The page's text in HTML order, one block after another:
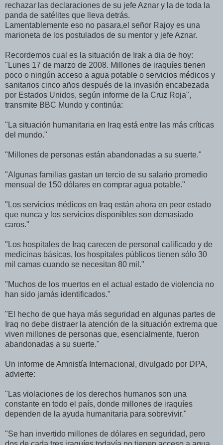
rechazar las declaraciones de su jefe Aznar y la de toda la
panda de satélites que lleva detrás.
Lamentablemente eso no pasara,el señor Rajoy es una
marioneta de los postulados de su mentor y jefe Aznar.
Recordemos cual es la situación de Irak a dia de hoy:
"Lunes 17 de marzo de 2008. Millones de iraquíes tienen
poco o ningún acceso a agua potable o servicios médicos y
sanitarios cinco años después de la invasión encabezada
por Estados Unidos, según informe de la Cruz Roja",
transmite BBC Mundo y continúa:
"La situación humanitaria en Iraq está entre las más críticas
del mundo."
"Millones de personas están abandonadas a su suerte."
"Algunas familias gastan un tercio de su salario promedio
mensual de 150 dólares en comprar agua potable."
"Los servicios médicos en Iraq están ahora en peor estado
que nunca y los servicios disponibles son demasiado
caros."
"Los hospitales de Iraq carecen de personal calificado y de
medicinas básicas, los hospitales públicos tienen sólo 30
mil camas cuando se necesitan 80 mil."
"Muchos de los muertos en el actual estado de violencia no
han sido jamás identificados."
"El hecho de que haya más seguridad en algunas partes de
Iraq no debe distraer la atención de la situación extrema que
viven millones de personas que, esencialmente, fueron
abandonadas a su suerte."
Un informe de Amnistía Internacional, divulgado por DPA,
advierte:
"Las violaciones de los derechos humanos son una
constante en todo el país, donde millones de iraquíes
dependen de la ayuda humanitaria para sobrevivir."
"Se han invertido millones de dólares en seguridad, pero